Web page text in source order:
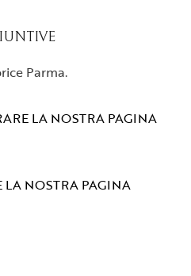
Parma.
LA NOSTRA PAGINA
LA NOSTRA PAGINA